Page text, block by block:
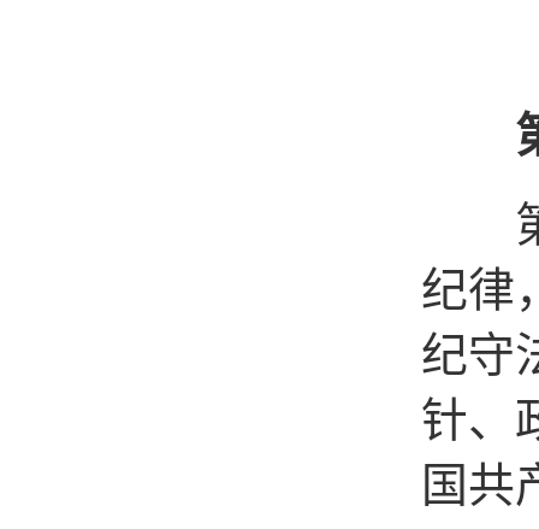
第
纪律
纪守
针、
国共